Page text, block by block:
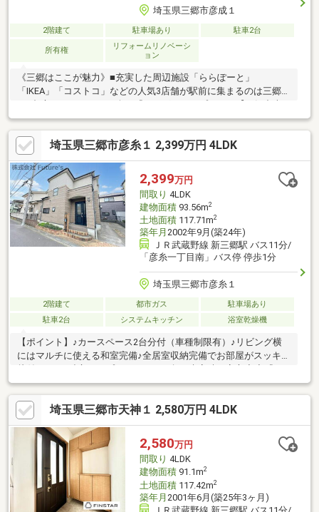
埼玉県三郷市彦成１
2階建て 駐車場あり 駐車2台
所有権
リフォームリノベーシ
ョン
《三郷はここが魅力》■充実した周辺施設「ららぽーと」
「IKEA」「コストコ」などの人気3店舗が駅前に集まるのは三郷だ
駅】から【秋葉原駅】まで区間快速で20分の鉄道アクセスは都心
勤務の方にもおすすめ高速道路の三郷ICも近く、外環、首都高、
常磐道への利便性も良好です◎お客様にあわせた◆3つの見学プ
ラン◆をご用意しました。※詳しくはページ下方のイベント情報
をご覧ください。
埼玉県三郷市彦糸１ 2,399万円 4LDK
2,399万円
間取り 4LDK
建物面積93.56m2
土地面積117.71m2
築年月 2002年9月(築24年)
ＪＲ武蔵野線 新三郷駅 バス11分/
「彦糸一丁目南」バス停 停歩1分
埼玉県三郷市彦糸１
2階建て 都市ガス
駐車場あり
駐車2台
システムキッチン 浴室乾燥機
【ポイント】♪カースペース2台分付（車種制限有）♪リビング横
にはマルチに使える和室完備♪全居室収納完備でお部屋がスッキリ
郷市 不動産』で検索◆◇写真満載の物件情報を多数掲載してま
すので弊社HPを是非ご覧ください■月々のお支払い例■２，３９９
万円・借入の場合・月々６７，６０８円（ボーナス払いなし）
（期間３５年払い、弊社提携銀行・変動金利０．９９％）他の物
件や他のポータルサイトなどに掲載されている物件で気になる事
や、ちょっと聞きづらい事なども、お気軽に【048-952-9800】フ
ューチャーズまでご連絡下さい。
埼玉県三郷市天神１ 2,580万円 4LDK
2,580万円
間取り 4LDK
建物面積91.1m2
土地面積117.42m2
築年月 2001年6月(築25年3ヶ月)